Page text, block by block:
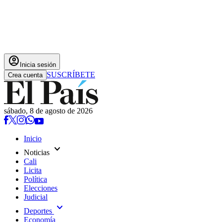
account_circle Inicia sesión
Crea cuenta SUSCRÍBETE
sábado, 8 de agosto de 2026
Inicio
Noticias expand_more
Cali
Licita
Política
Elecciones
Judicial
Deportes expand_more
Economía